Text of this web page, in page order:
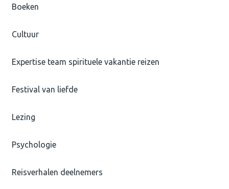
Boeken
Cultuur
Expertise team spirituele vakantie reizen
Festival van liefde
Lezing
Psychologie
Reisverhalen deelnemers